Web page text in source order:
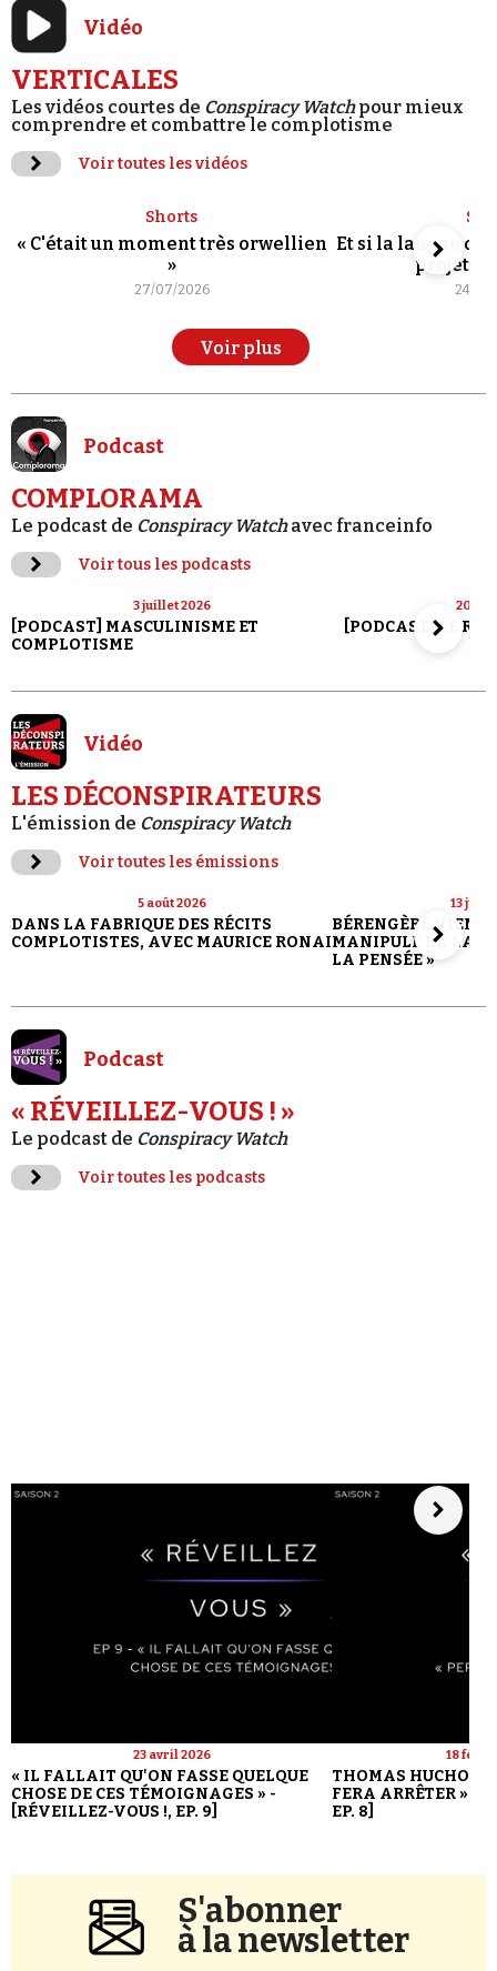
Vidéo
VERTICALES
Les vidéos courtes de Conspiracy Watchpour mieux
comprendre et combattre le complotisme
Voir toutes les vidéos
Shorts
« C'était un moment très orwellien
»
27/07/2026
Et si la langue de
projet
24/
Voir plus
Podcast
COMPLORAMA
Le podcast de Conspiracy Watchavec franceinfo
Voir tous les podcasts
3 juillet 2026
[PODCAST] MASCULINISME ET
COMPLOTISME
20
[PODCAST] LE
Vidéo
LES DÉCONSPIRATEURS
L'émission de Conspiracy Watch
Voir toutes les émissions
5 août 2026
DANS LA FABRIQUE DES RÉCITS
COMPLOTISTES, AVEC MAURICE RONAI
13
BÉRENGÈRE
MANIPULE LA
LA PENSÉE »
Podcast
« RÉVEILLEZ-VOUS ! »
Le podcast de Conspiracy Watch
Voir toutes les podcasts
23 avril 2026
« IL FALLAIT QU'ON FASSE QUELQUE
CHOSE DE CES TÉMOIGNAGES » -
[RÉVEILLEZ-VOUS !, EP. 9]
18
THOMAS HUCHON :
FERA ARRÊTER » -
EP. 8]
S'abonner
à la newsletter